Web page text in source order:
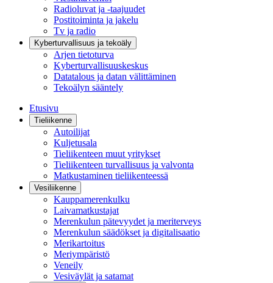
Radioluvat ja -taajuudet
Postitoiminta ja jakelu
Tv ja radio
Kyberturvallisuus ja tekoäly
Arjen tietoturva
Kyberturvallisuuskeskus
Datatalous ja datan välittäminen
Tekoälyn sääntely
Etusivu
Tieliikenne
Autoilijat
Kuljetusala
Tieliikenteen muut yritykset
Tieliikenteen turvallisuus ja valvonta
Matkustaminen tieliikenteessä
Vesiliikenne
Kauppamerenkulku
Laivamatkustajat
Merenkulun pätevyydet ja meriterveys
Merenkulun säädökset ja digitalisaatio
Merikartoitus
Meriympäristö
Veneily
Vesiväylät ja satamat